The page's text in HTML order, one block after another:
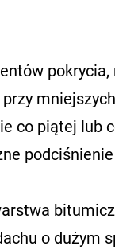
co piątej lub
o dużym